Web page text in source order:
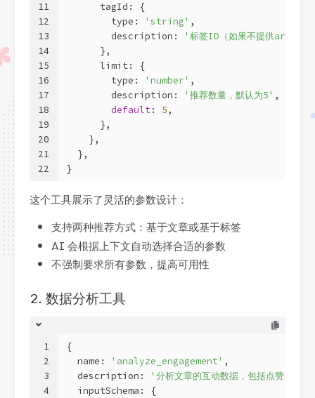
11
12
13
14
15
16
17
18
19
20
21
22
      tagId: {
        type:
'string' ,
        description:
'标签ID（如果不提供
      },
      limit: {
        type:
'number' ,
        description:
'推荐数量，默认为5' ,
default: 5,
      },
    },
  },
}
这个工具展示了灵活的参数设计：
支持两种推荐方式：基于文章或基于标签
AI 会根据上下文自动选择合适的参数
不强制要求所有参数，提高可用性
2. 数据分析工具
1
2
3
4
{
  name:
'analyze_engagement' ,
  description:
'分析文章的互动数据，包括点赞、评
  inputSchema: {